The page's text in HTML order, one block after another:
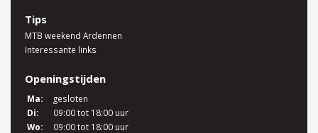
Tips
MTB weekend Ardennen
Interessante links
Openingstijden
Ma:
gesloten
Di:
09:00 tot 18:00 uur
Wo:
09:00 tot 18:00 uur